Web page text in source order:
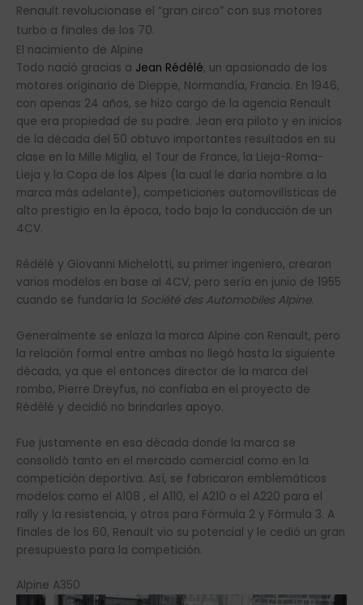
Renault revolucionase el “gran circo” con sus motores
turbo a finales de los 70.
El nacimiento de Alpine
Todo nació gracias a Jean Rédélé, un apasionado de los
motores originario de Dieppe, Normandía, Francia. En 1946,
con apenas 24 años, se hizo cargo de la agencia Renault
que era propiedad de su padre. Jean era piloto y en inicios
de la década del 50 obtuvo importantes resultados en su
clase en la Mille Miglia, el Tour de France, la Lieja-Roma-
Lieja y la Copa de los Alpes (la cual le daría nombre a la
marca más adelante), competiciones automovilísticas de
alto prestigio en la época, todo bajo la conducción de un
4CV.
Rédélé y Giovanni Michelotti, su primer ingeniero, crearon
varios modelos en base al 4CV, pero sería en junio de 1955
cuando se fundaría la Société des Automobiles Alpine.
Generalmente se enlaza la marca Alpine con Renault, pero
la relación formal entre ambas no llegó hasta la siguiente
década, ya que el entonces director de la marca del
rombo, Pierre Dreyfus, no confiaba en el proyecto de
Rédélé y decidió no brindarles apoyo.
Fue justamente en esa década donde la marca se
consolidó tanto en el mercado comercial como en la
competición deportiva. Así, se fabricaron emblemáticos
modelos como el A108 , el A110, el A210 o el A220 para el
rally y la resistencia, y otros para Fórmula 2 y Fórmula 3. A
finales de los 60, Renault vio su potencial y le cedió un gran
presupuesto para la competición.
Alpine A350